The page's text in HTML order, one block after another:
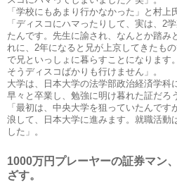
「学校にもあまり行かなかった」と村上
「ディスコにハマったりして、実は、2
たんです。先生に諭され、なんとか踏み
れに、2年になると兄が上京してきたも
で兄といっしょに暮らすことになります
そうディスコばかりも行けません」。
大学は、日本大学の法学部政治経済学科
早々と卒業し、勉強に明け暮れた証だろ
「最初は、中央大学を狙っていたんで
浪して、日本大学に進みます。就職活動
した」。
1000万円プレーヤーの証券マン
ざす。